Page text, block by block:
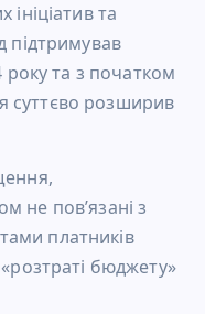
та
підтримував
року та з початком
суттєво розширив
не пов’язані з
платників
бюджету»